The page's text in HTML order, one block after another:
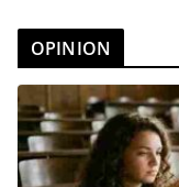
OPINION